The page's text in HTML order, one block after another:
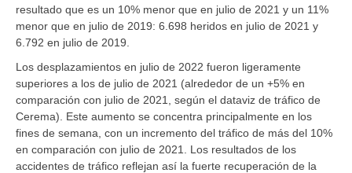
resultado que es un 10% menor que en julio de 2021 y un 11%
menor que en julio de 2019: 6.698 heridos en julio de 2021 y
6.792 en julio de 2019.
Los desplazamientos en julio de 2022 fueron ligeramente
superiores a los de julio de 2021 (alrededor de un +5% en
comparación con julio de 2021, según el dataviz de tráfico de
Cerema). Este aumento se concentra principalmente en los
fines de semana, con un incremento del tráfico de más del 10%
en comparación con julio de 2021. Los resultados de los
accidentes de tráfico reflejan así la fuerte recuperación de la